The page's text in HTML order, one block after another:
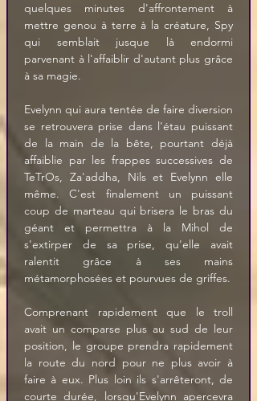
quelques minutes d'affrontement à
mettre genou à terre à la créature, Spy
qui semblait jusque là endormi
parvenant à l'affaiblir d'autant plus grâce
à sa magie.
Evelynn qui aura tentée de faire diversion
se retrouvera prise dans l'étau puissant
de la main de la bête, pourtant déjà
affaiblie par les frappes successives de
TeTrOs, Za'addha, Nils et Evelynn elle
même. C'est finalement un puissant
coup de marteau qui brisera le bras du
géant et permettra à la Mihol de
s'extirper de sa prise, qu'elle avait
ralentit grâce à ses mains
métamorphosées et pourvues de griffes.
Comprenant rapidement que le troll
avait un comparse plus au sud de leur
position, le groupe prendra rapidement
la route du nord pour ne plus avoir à
faire à eux. Plus loin ils s'arrêteront, de
courte durée, lorsqu'Evelynn apercevra